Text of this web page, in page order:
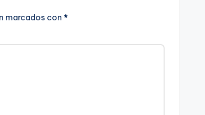
marcados con *